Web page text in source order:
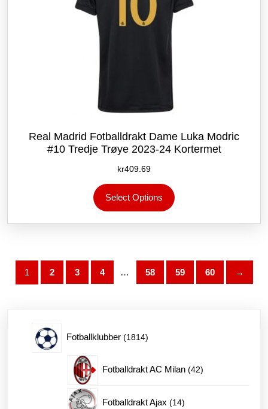
Real Madrid Fotballdrakt Dame Luka Modric
#10 Tredje Trøye 2023-24 Kortermet
kr409.69
Select Options
produktet
flere
velges
1 2 3 4 … 58 59 60 →
Fotballklubber 18141814
Fotballdrakt AC Milan 4242
Fotballdrakt Ajax 1414